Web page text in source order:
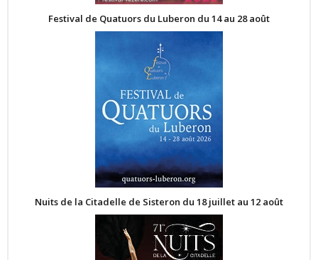
Festival de Quatuors du Luberon du 14 au 28 août
Nuits de la Citadelle de Sisteron du 18 juillet au 12 août